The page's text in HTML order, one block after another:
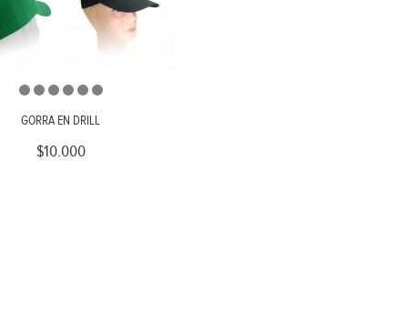
GORRA EN DRILL
$10.000